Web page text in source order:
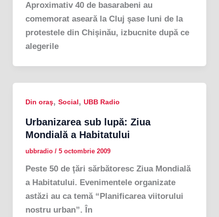
Aproximativ 40 de basarabeni au
comemorat aseară la Cluj şase luni de la
protestele din Chişinău, izbucnite după ce
alegerile
Din oraş, Social, UBB Radio
Urbanizarea sub lupă: Ziua
Mondială a Habitatului
ubbradio / 5 octombrie 2009
Peste 50 de ţări sărbătoresc Ziua Mondială
a Habitatului. Evenimentele organizate
astăzi au ca temă “Planificarea viitorului
nostru urban”. În